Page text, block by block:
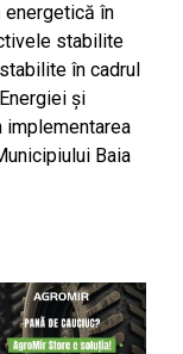
energetică în
stabilite
în cadrul
și
implementarea
Baia